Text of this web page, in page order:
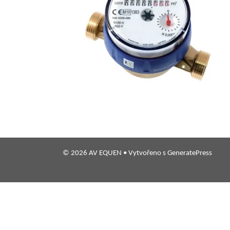
© 2026 AV EQUEN • Vytvořeno s GeneratePress